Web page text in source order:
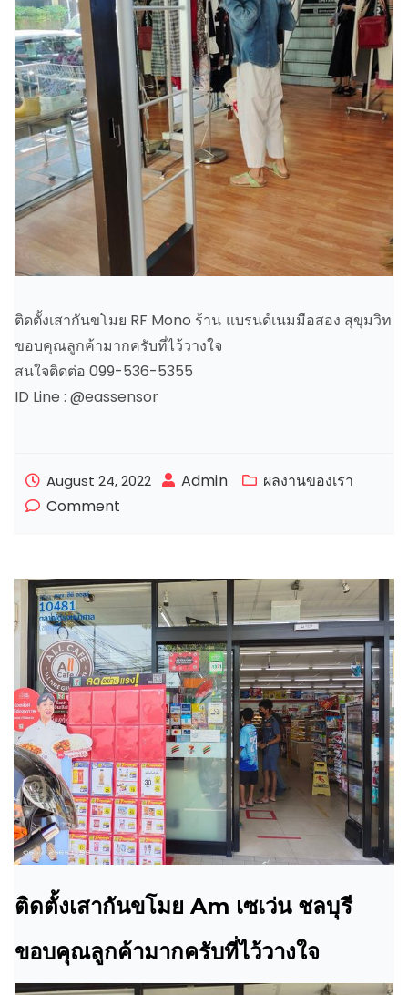
ติดตั้งเสากันขโมย RF Mono ร้าน แบรนด์เนมมือสอง สุขุมวิท
ขอบคุณลูกค้ามากครับที่ไว้วางใจ
สนใจติดต่อ 099-536-5355
ID Line : @eassensor
August 24, 2022 Admin
ผลงานของเรา
Comment
ติดตั้งเสากันขโมย Am เซเว่น ชลบุรี
ขอบคุณลูกค้ามากครับที่ไว้วางใจ